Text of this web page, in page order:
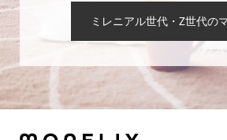
ミレニアル世代・Z世代の